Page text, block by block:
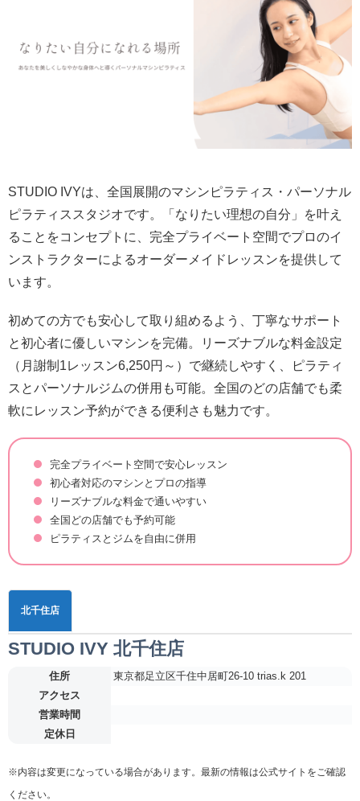
STUDIO IVYは、全国展開のマシンピラティス・パーソナル
ピラティススタジオです。「なりたい理想の自分」を叶え
ることをコンセプトに、完全プライベート空間でプロのイ
ンストラクターによるオーダーメイドレッスンを提供して
います。
初めての方でも安心して取り組めるよう、丁寧なサポート
と初心者に優しいマシンを完備。リーズナブルな料金設定
（月謝制1レッスン6,250円～）で継続しやすく、ピラティ
スとパーソナルジムの併用も可能。全国のどの店舗でも柔
軟にレッスン予約ができる便利さも魅力です。
完全プライベート空間で安心レッスン
初心者対応のマシンとプロの指導
リーズナブルな料金で通いやすい
全国どの店舗でも予約可能
ピラティスとジムを自由に併用
北千住店
STUDIO IVY 北千住店
住所
東京都足立区千住中居町26-10 trias.k 201
アクセス
営業時間
定休日
※内容は変更になっている場合があります。最新の情報は公式サイトをご確認
ください。